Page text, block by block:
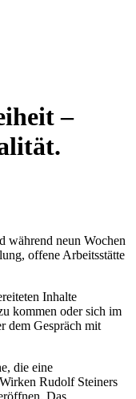
–
während neun Wochen
offene Arbeitsstätte
Inhalte
kommen oder sich im
dem Gespräch mit
die eine
Rudolf Steiners
Das